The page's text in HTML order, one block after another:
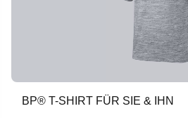
BP® T-SHIRT FÜR SIE & IHN